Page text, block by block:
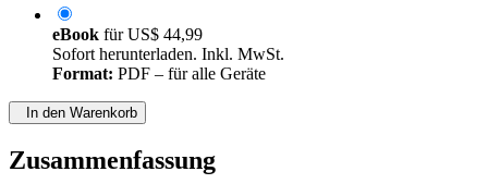
eBook fürUS$ 44,99
Sofort herunterladen. Inkl. MwSt.
Format: PDF – für alle Geräte
In den Warenkorb
Zusammenfassung